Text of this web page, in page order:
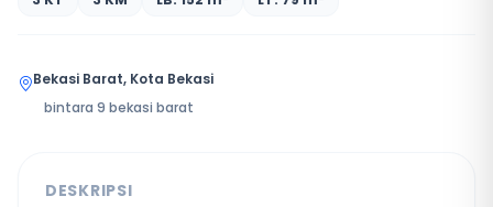
Bekasi Barat, Kota Bekasi
bintara 9 bekasi barat
DESKRIPSI